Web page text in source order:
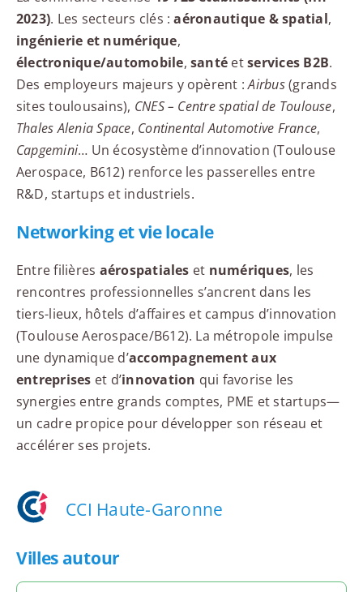
2023). Les secteurs clés :aéronautique & spatial,
ingénierie et numérique,
électronique/automobile, santé etservices B2B.
Des employeurs majeurs y opèrent :Airbus(grands
sites toulousains), CNES – Centre spatial de Toulouse,
Thales Alenia Space, Continental Automotive France,
Capgemini… Un écosystème d’innovation (Toulouse
Aerospace, B612) renforce les passerelles entre
R&D, startups et industriels.
Networking et vie locale
Entre filières aérospatiales et numériques, les
rencontres professionnelles s’ancrent dans les
tiers-lieux, hôtels d’affaires et campus d’innovation
(Toulouse Aerospace/B612). La métropole impulse
une dynamique d’accompagnement aux
entreprises et d’innovation qui favorise les
synergies entre grands comptes, PME et startups—
un cadre propice pour développer son réseau et
accélérer ses projets.
CCI Haute-Garonne
Villes autour